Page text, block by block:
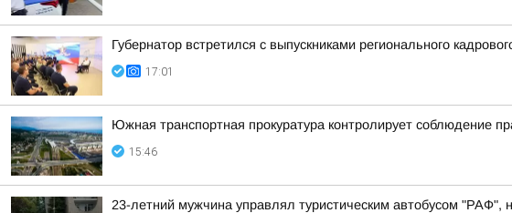
Губернатор встретился с выпускниками регионального
17:01
Южная транспортная прокуратура контролирует соблюдение
15:46
23-летний мужчина управлял туристическим автобусом "РАФ",